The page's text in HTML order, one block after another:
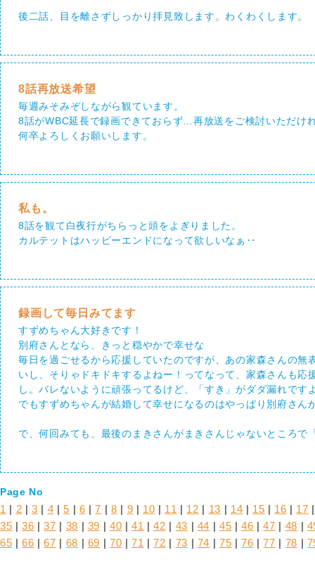
後二話、目を離さずしっかり拝見致します。わくわくします。
8話再放送希望
毎週みそみぞしながら観ています。
8話がWBC延長で録画できておらず…再放送をご検討いただけ
何卒よろしくお願いします。
私も。
8話を観て白夜行がちらっと頭をよぎりました。
カルテットはハッピーエンドになって欲しいなぁ‥
録画して毎日みてます
すずめちゃん大好きです！
別府さんとなら、きっと穏やかで幸せな
毎日を過ごせるから応援していたのですが、あの家森さんの
いし、そりゃドキドキするよねー！ってなって、家森さんも
し。バレないように頑張ってるけど、「すき」がダダ漏れです
でもすずめちゃんが結婚して幸せになるのはやっぱり別府さ
で、何回みても、最後のまきさんがまきさんじゃないところ
Page No
1 | 2 |3 | 4 |5 | 6 |7 | 8 | 9 | 10 | 11 | 12 | 13 | 14 | 15 | 16 | 17
35 |36 |37 | 38 | 39 |40 |41 |42 | 43 | 44 |45 |46 |47 | 48 |
65 |66 |67 | 68 | 69 |70 |71 |72 | 73 | 74 |75 |76 |77 | 78 |